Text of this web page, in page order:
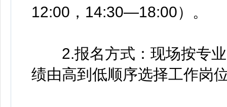
12:00，14:30—18:00）。
2.报名方式：现场按专业
绩由高到低顺序选择工作岗